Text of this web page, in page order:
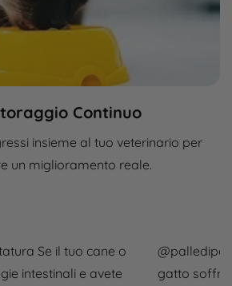
Continuo
insieme al tuo veterinario per
un miglioramento reale.
Se il tuo cane o
intestinali e avete
gatto